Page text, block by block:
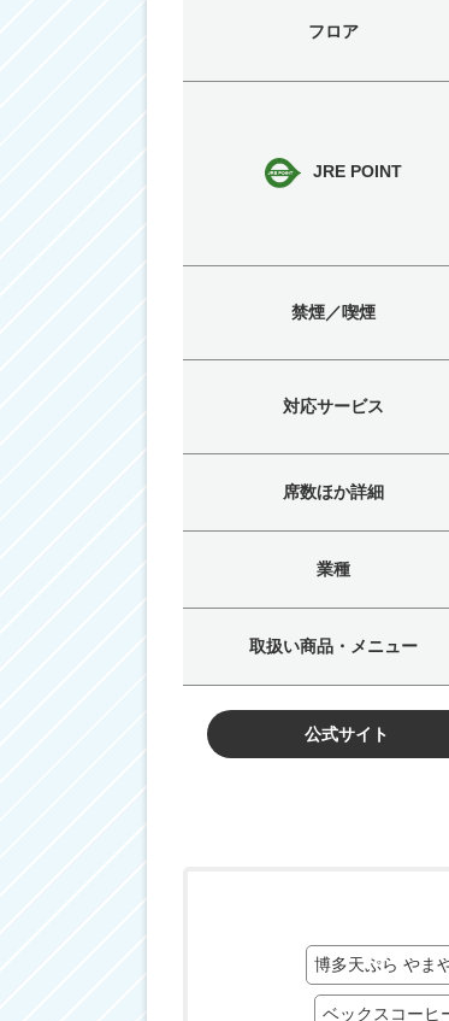
フロア
JRE POINT
禁煙／喫煙
対応サービス
席数ほか詳細
業種
取扱い商品・メニュー
公式サイト
博多天ぷら やま
ベックスコーヒ